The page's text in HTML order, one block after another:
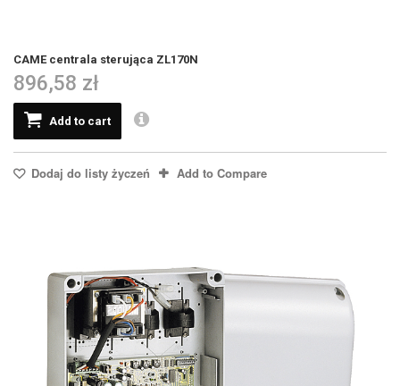
CAME centrala sterująca ZL170N
896,58 zł
Add to cart
Dodaj do listy życzeń Add to Compare